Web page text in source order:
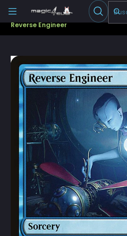
Escribenos
Cartas Sueltas Magic Pioneer
Reverse Engineer